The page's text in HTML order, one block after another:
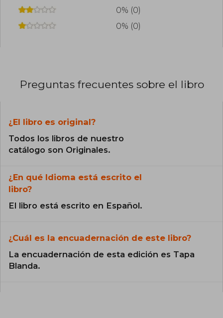
0% (0)
0% (0)
Preguntas frecuentes sobre el libro
¿El libro es original?
Todos los libros de nuestro
catálogo son Originales.
¿En qué Idioma está escrito el
libro?
El libro está escrito en Español.
¿Cuál es la encuadernación de este libro?
La encuadernación de esta edición es Tapa
Blanda.